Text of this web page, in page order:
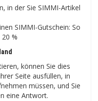
in der Sie SIMMI-Artikel
SIMMI-Gutschein: So
%
können Sie dies
Seite ausfüllen, in
müssen, und Sie
eine Antwort.